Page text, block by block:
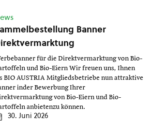
Banner
für die Direktvermarktung von Bio-
und Bio-Eiern Wir freuen uns, Ihnen
BIO AUSTRIA Mitgliedsbetriebe nun attraktive
inder Bewerbung Ihrer
von Bio-Eiern und Bio-
anbietenzu können.
30. Juni 2026